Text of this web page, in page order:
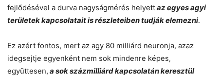
fejlődésével a durva nagyságmérés helyettaz egyes agyi
területek kapcsolatait is részleteiben tudják elemezni.
Ez azért fontos, mert az agy 80 milliárd neuronja, azaz
idegsejtje egyenként nem sok mindenre képes,
együttesen, a sok százmilliárd kapcsolatán keresztül